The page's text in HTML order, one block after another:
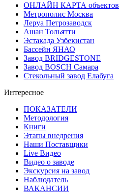
ОНЛАЙН КАРТА объектов
Метрополис Москва
Леруа Петрозаводск
Ашан Тольятти
Эстакада Узбекистан
Бассейн ЯНАО
Завод BRIDGESTONE
Завод BOSCH Самара
Стекольный завод Елабуга
Интересное
ПОКАЗАТЕЛИ
Методология
Книги
Этапы внедрения
Наши Поставщики
Live Видео
Видео о заводе
Экскурсия на завод
Наблюдатель
ВАКАНСИИ